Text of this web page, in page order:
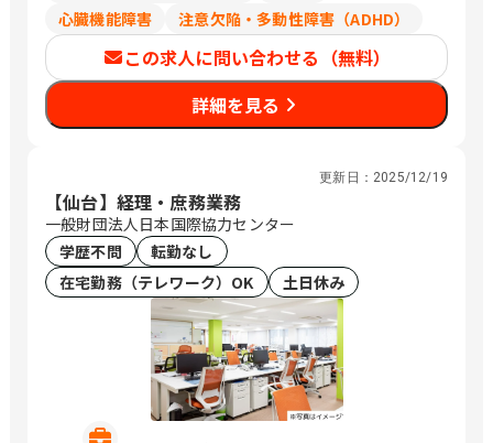
心臓機能障害
注意欠陥・多動性障害（ADHD）
この求人に問い合わせる（無料）
詳細を見る
更新日： 2025/12/19
【仙台】経理・庶務業務
一般財団法人日本国際協力センター
学歴不問
転勤なし
在宅勤務（テレワーク）OK
土日休み